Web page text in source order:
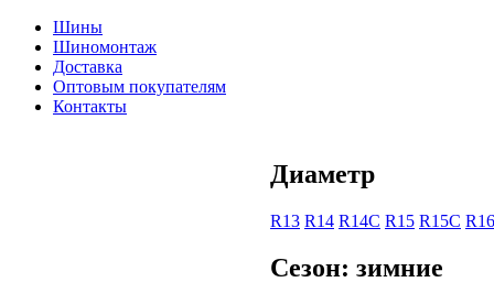
Шины
Шиномонтаж
Доставка
Оптовым покупателям
Контакты
Диаметр
R13 R14 R14С R15 R15С R16
Сезон: зимние